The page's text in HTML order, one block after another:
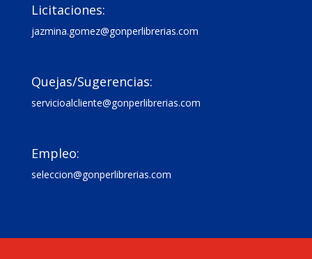
Licitaciones:
jazmina.gomez@gonperlibrerias.com
Quejas/Sugerencias:
servicioalcliente@gonperlibrerias.com
Empleo:
seleccion@gonperlibrerias.com